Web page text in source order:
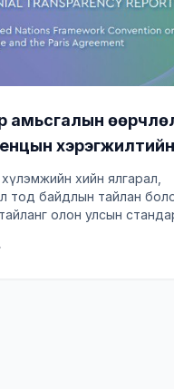
амьсгалын
хэрэгжилтийн
тайлан,
ил тод
боловсруулах
хийн ялгарал,
тод байдлын тайлан
олон улсын